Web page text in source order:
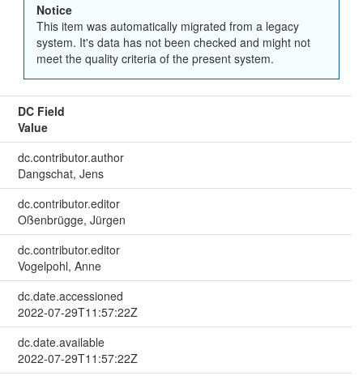
Notice
This item was automatically migrated from a legacy
system. It's data has not been checked and might not
meet the quality criteria of the present system.
DC Field
Value
dc.contributor.author
Dangschat, Jens
dc.contributor.editor
Oßenbrügge, Jürgen
dc.contributor.editor
Vogelpohl, Anne
dc.date.accessioned
2022-07-29T11:57:22Z
dc.date.available
2022-07-29T11:57:22Z